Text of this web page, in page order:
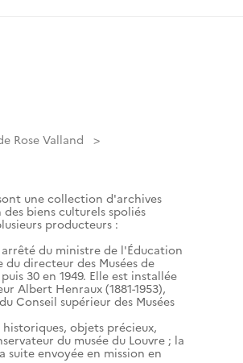
Rose Valland
une collection d'archives
biens culturels spoliés
producteurs :
du ministre de l'Éducation
directeur des Musées de
30 en 1949. Elle est installée
Albert Henraux (1881-1953),
Conseil supérieur des Musées
objets précieux,
du musée du Louvre ; la
suite envoyée en mission en